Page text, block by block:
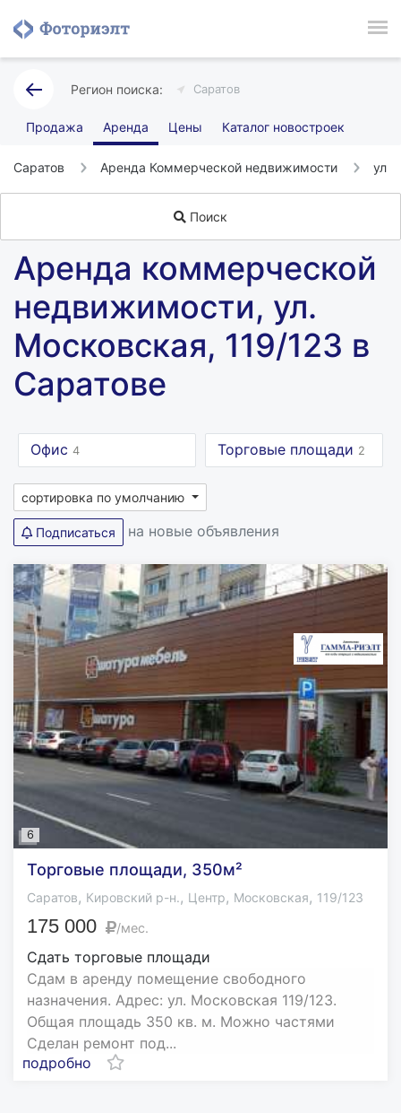
Саратов
Продажа Аренда Цены Каталог новостроек
Саратов Аренда Коммерческой недвижимости ул
Поиск
Аренда коммерческой
недвижимости, ул.
Московская, 119/123 в
Саратове
Офис 4 Торговые площади 2
сортировка по умолчанию
Подписаться на новые объявления
6
Торговые площади, 350м²
Саратов, Кировский р-н., Центр, Московская, 119/123
175 000 /мес.
Сдать торговые площади
Сдам в аренду помещение свободного
назначения. Адрес: ул. Московская 119/123.
Общая площадь 350 кв. м. Можно частями
Сделан ремонт под...
подробно